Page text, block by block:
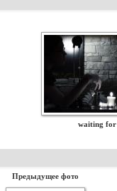
waiting for
Предыдущее фото